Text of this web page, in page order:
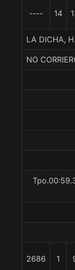
---- 14
LA DICHA,
NO
2686 1